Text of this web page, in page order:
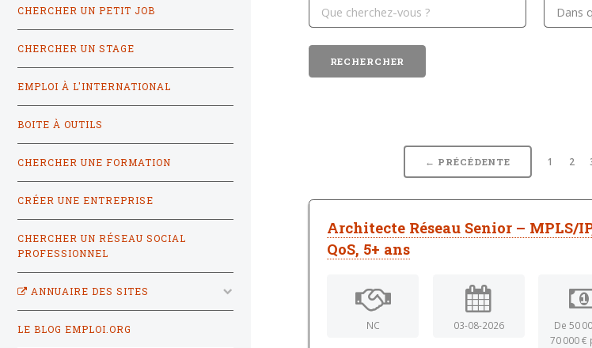
← PRÉCÉDENTE 1 2
Architecte Réseau Senior – MPLS/
QoS, 5+ ans
NC 03-08-2026
De 50
70 000 €
CHERCHER UN PETIT JOB
CHERCHER UN STAGE
EMPLOI À L'INTERNATIONAL
BOITE À OUTILS
CHERCHER UNE FORMATION
CRÉER UNE ENTREPRISE
CHERCHER UN RÉSEAU SOCIAL
PROFESSIONNEL
ANNUAIRE DES SITES
LE BLOG EMPLOI.ORG